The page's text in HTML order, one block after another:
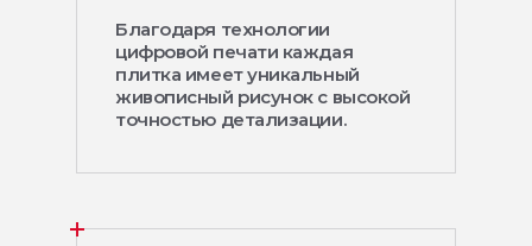
Благодаря технологии
цифровой печати каждая
плитка имеет уникальный
живописный рисунок с высокой
точностью детализации.